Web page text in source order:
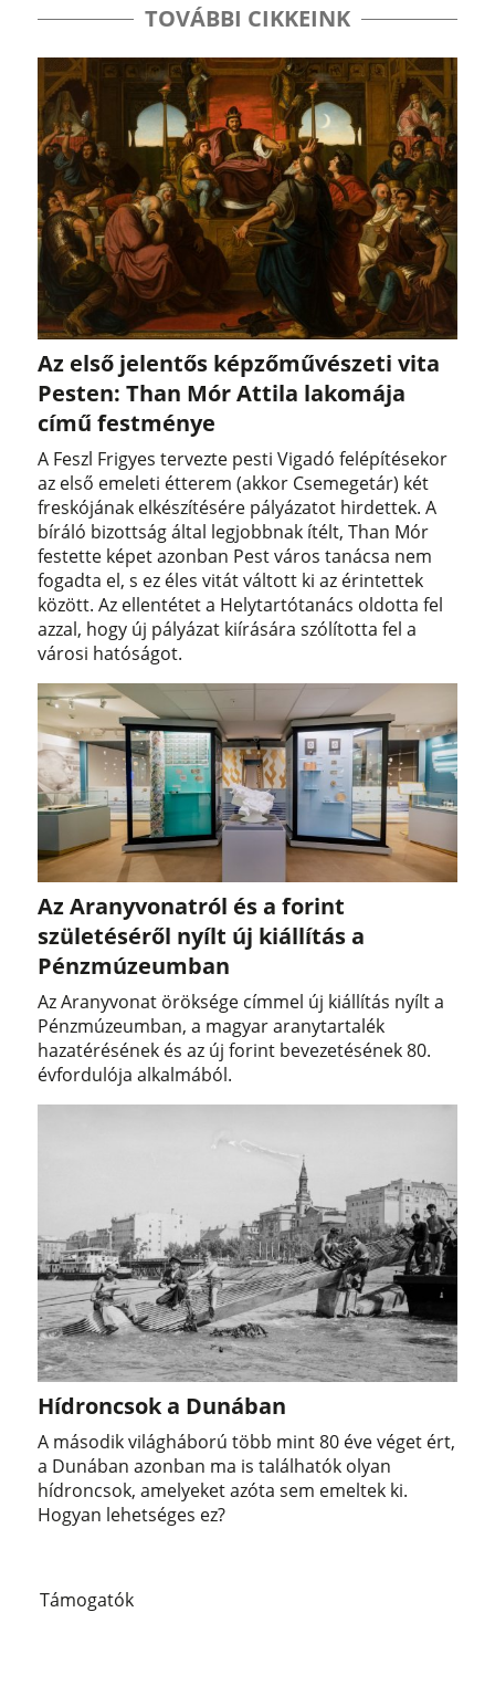
TOVÁBBI CIKKEINK
Az első jelentős képzőművészeti vita
Pesten: Than Mór Attila lakomája
című festménye
A Feszl Frigyes tervezte pesti Vigadó felépítésekor
az első emeleti étterem (akkor Csemegetár) két
freskójának elkészítésére pályázatot hirdettek. A
bíráló bizottság által legjobbnak ítélt, Than Mór
festette képet azonban Pest város tanácsa nem
fogadta el, s ez éles vitát váltott ki az érintettek
között. Az ellentétet a Helytartótanács oldotta fel
azzal, hogy új pályázat kiírására szólította fel a
városi hatóságot.
Az Aranyvonatról és a forint
születéséről nyílt új kiállítás a
Pénzmúzeumban
Az Aranyvonat öröksége címmel új kiállítás nyílt a
Pénzmúzeumban, a magyar aranytartalék
hazatérésének és az új forint bevezetésének 80.
évfordulója alkalmából.
Hídroncsok a Dunában
A második világháború több mint 80 éve véget ért,
a Dunában azonban ma is találhatók olyan
hídroncsok, amelyeket azóta sem emeltek ki.
Hogyan lehetséges ez?
Támogatók